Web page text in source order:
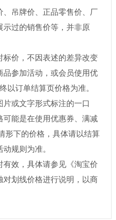
吊牌价、正品零售价、厂
过的销售价等，并非原
标价，不因表述的差异改变
参加活动，或会员使用优
以订单结算页价格为准。
或文字形式标注的一口
能是在使用优惠券、满减
形下的价格，具体请以结算
规则为准。
效，具体请参见《淘宝价
划线价格进行说明，以商